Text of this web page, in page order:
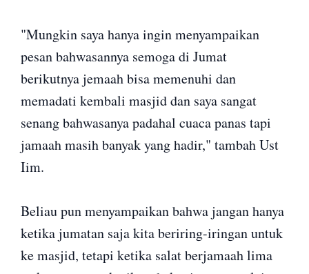
"Mungkin saya hanya ingin menyampaikan
pesan bahwasannya semoga di Jumat
berikutnya jemaah bisa memenuhi dan
memadati kembali masjid dan saya sangat
senang bahwasanya padahal cuaca panas tapi
jamaah masih banyak yang hadir," tambah Ust
Iim.
Beliau pun menyampaikan bahwa jangan hanya
ketika jumatan saja kita beriring-iringan untuk
ke masjid, tetapi ketika salat berjamaah lima